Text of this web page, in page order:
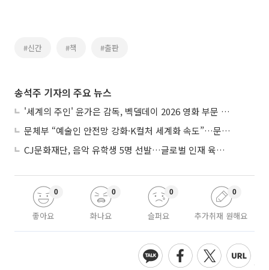
#신간 #책 #출판
송석주 기자의 주요 뉴스
'세계의 주인' 윤가은 감독, 벡델데이 2026 영화 부문 벡델리안 감독 선정
문체부 “예술인 안전망 강화·K컬처 세계화 속도”…문화강국 청사진 제시
CJ문화재단, 음악 유학생 5명 선발…글로벌 인재 육성 지원
좋아요
0
화나요
0
슬퍼요
0
추가취재 원해요
0